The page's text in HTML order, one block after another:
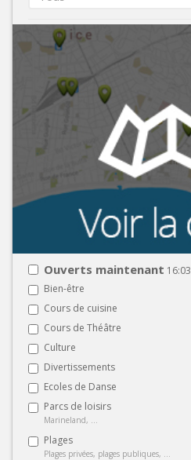
Ouverts maintenant 16:03
Bien-être
Cours de cuisine
Cours de Théâtre
Culture
Divertissements
Ecoles de Danse
Parcs de loisirs
Marineland, ...
Plages
Plages privées, plages publiques, ...